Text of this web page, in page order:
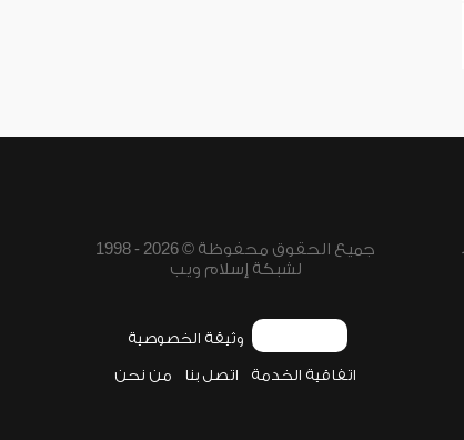
جميع الحقوق محفوظة © 2026 - 1998
لشبكة إسلام ويب
وثيقة الخصوصية
اتفاقية الخدمة اتصل بنا من نحن